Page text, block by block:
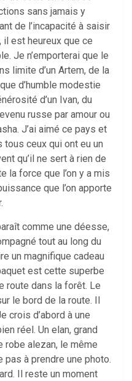
sans jamais y
de l’incapacité à saisir
est heureux que ce
Je n’emporterai que le
limite d’un Artem, de la
d’humble modestie
d’un Ivan, du
russe par amour ou
J’ai aimé ce pays et
tous ceux qui ont eu un
qu’il ne sert à rien de
la force que l’on y a mis
que l’on apporte
comme une déesse,
tout au long du
un magnifique cadeau
est cette superbe
route dans la forêt. Le
le bord de la route. Il
crois d’abord à une
réel. Un elan, grand
robe alezan, le même
à prendre une photo.
Il reste un moment